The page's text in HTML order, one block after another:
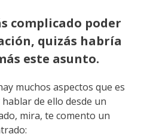
complicado poder
quizás habría
este asunto.
muchos aspectos que es
de ello desde un
mira, te comento un